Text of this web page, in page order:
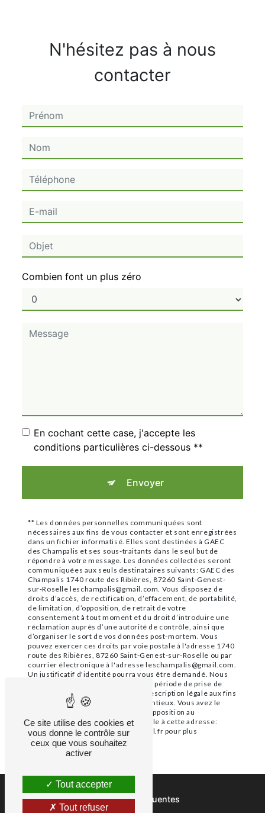
N'hésitez pas à nous
contacter
Combien font un plus zéro
En cochant cette case, j'accepte les
conditions particulières ci-dessous **
Envoyer
** Les données personnelles communiquées sont
nécessaires aux fins de vous contacter et sont enregistrées
dans un fichier informatisé. Elles sont destinées à GAEC
des Champalis et ses sous-traitants dans le seul but de
répondre à votre message. Les données collectées seront
communiquées aux seuls destinataires suivants: GAEC des
Champalis 1740 route des Ribières, 87260 Saint-Genest-
sur-Roselle leschampalis@gmail.com. Vous disposez de
droits d’accès, de rectification, d’effacement, de portabilité,
de limitation, d’opposition, de retrait de votre
consentement à tout moment et du droit d’introduire une
réclamation auprès d’une autorité de contrôle, ainsi que
d’organiser le sort de vos données post-mortem. Vous
pouvez exercer ces droits par voie postale à l'adresse 1740
route des Ribières, 87260 Saint-Genest-sur-Roselle ou par
courrier électronique à l'adresse leschampalis@gmail.com.
Un justificatif d'identité pourra vous être demandé. Nous
conservons vos données pendant la période de prise de
contact puis pendant la durée de prescription légale aux fins
probatoires et de gestion des contentieux. Vous avez le
droit de vous inscrire sur la liste d'opposition au
démarchage téléphonique, disponible à cette adresse:
Bloctel.gouv.fr. Consultez le site cnil.fr pour plus
d’informations sur vos droits.
Recherches fréquentes
Ce site utilise des cookies et
vous donne le contrôle sur
ceux que vous souhaitez
activer
Tout accepter
Tout refuser